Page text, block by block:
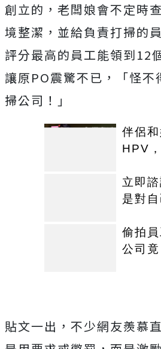
創立的，老闆娘會不定時
境整潔，並給負責打掃的
評分最高的員工能領到12
讓原PO震驚不已，「怪不
掃公司！」
伴侶
HPV
立即
是對
不嫌晚
偷拍員
公司
元＋
貼文一出，不少網友羨慕